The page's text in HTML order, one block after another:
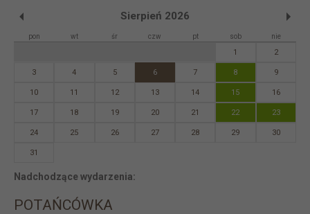
Sierpień 2026
pon wt śr czw pt sob nie
1 2
3 4 5 6 7 8 9
10 11 12 13 14 15 16
17 18 19 20 21 22 23
24 25 26 27 28 29 30
31
Nadchodzące wydarzenia:
POTAŃCÓWKA